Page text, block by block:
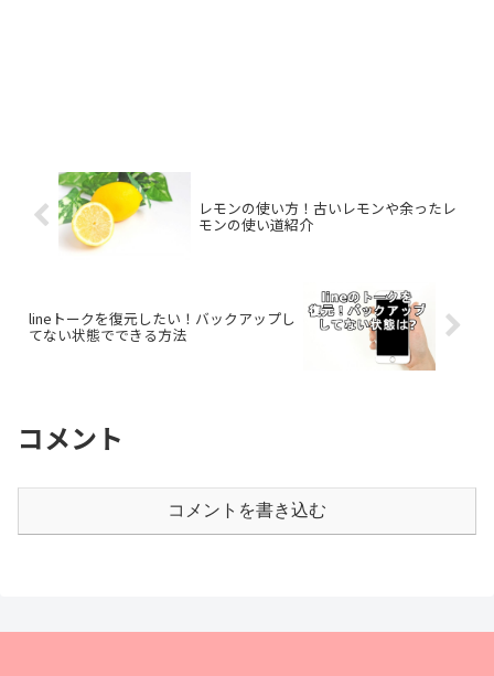
レモンの使い方！古いレモンや余ったレ
モンの使い道紹介
lineトークを復元したい！バックアップし
てない状態でできる方法
コメント
コメントを書き込む